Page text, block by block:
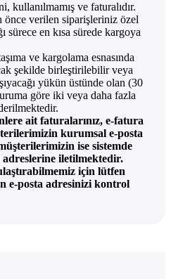
kullanılmamış ve faturalıdır.
önce verilen siparişleriniz özel
sürece en kısa sürede kargoya
ve kargolama esnasında
şekilde birleştirilebilir veya
yükün üstünde olan (30
göre iki veya daha fazla
ait faturalarınız, e-fatura
kurumsal e-posta
ise sistemde
adreslerine iletilmektedir.
için lütfen
e-posta adresinizi kontrol